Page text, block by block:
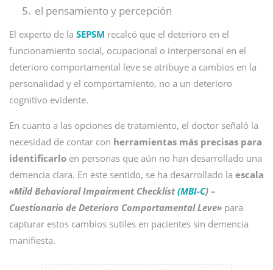
el pensamiento y percepción
El experto de la SEPSM recalcó que el deterioro en el
funcionamiento social, ocupacional o interpersonal en el
deterioro comportamental leve se atribuye a cambios en la
personalidad y el comportamiento, no a un deterioro
cognitivo evidente.
En cuanto a las opciones de tratamiento, el doctor señaló la
necesidad de contar con herramientas más precisas para
identificarlo en personas que aún no han desarrollado una
demencia clara. En este sentido, se ha desarrollado la escala
«Mild Behavioral Impairment Checklist(MBI-C) –
Cuestionario de Deterioro Comportamental Leve» para
capturar estos cambios sutiles en pacientes sin demencia
manifiesta.